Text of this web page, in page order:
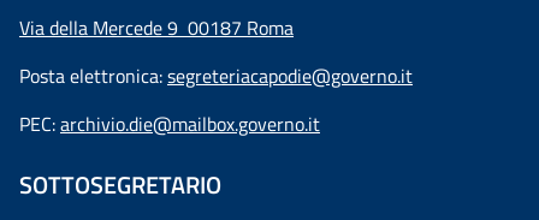
Via della Mercede 9 00187 Roma
Posta elettronica:segreteriacapodie@governo.it
PEC:archivio.die@mailbox.governo.it
SOTTOSEGRETARIO